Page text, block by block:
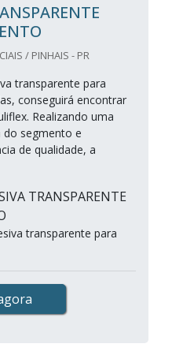
/ PINHAIS - PR
transparente para
conseguirá encontrar
Realizando uma
segmento e
de qualidade, a
TRANSPARENTE
transparente para